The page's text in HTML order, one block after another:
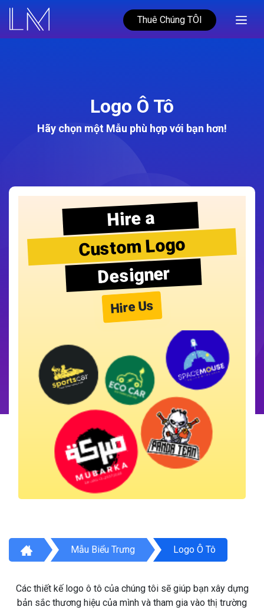
Thuê Chúng TÔI
Logo Ô Tô
Hãy chọn một Mẫu phù hợp với bạn hơn!
Hire a
Custom Logo
Designer
Hire Us
Mẫu Biểu Trưng Logo Ô Tô
Các thiết kế logo ô tô của chúng tôi sẽ giúp bạn xây dựng
bản sắc thương hiệu của mình và tham gia vào thị trường